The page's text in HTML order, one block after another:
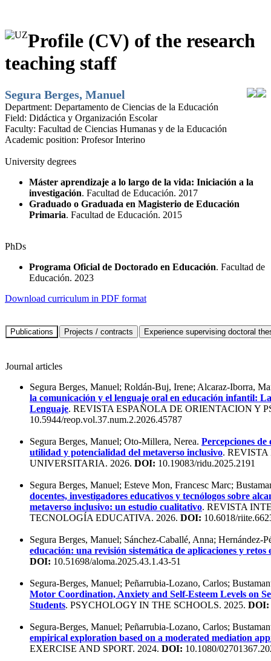
Profile (CV) of the research
teaching staff
Segura Berges, Manuel
Department: Departamento de Ciencias de la Educación
Field: Didáctica y Organización Escolar
Faculty: Facultad de Ciencias Humanas y de la Educación
Academic position: Profesor Interino
University degrees
Máster aprendizaje a lo largo de la vida: Iniciación a la
investigación. Facultad de Educación. 2017
Graduado o Graduada en Magisterio de Educación
Primaria. Facultad de Educación. 2015
PhDs
Programa Oficial de Doctorado en Educación. Facultad de
Educación. 2023
Download curriculum in PDF format
Journal articles
Segura Berges, Manuel; Roldán-Buj, Irene; Alcaraz-Iborra,
la comunicación y el lenguaje oral en educación infantil:
Lenguaje. REVISTA ESPAÑOLA DE ORIENTACION Y
10.5944/reop.vol.37.num.2.2026.45787
Segura Berges, Manuel; Oto-Millera, Nerea. Percepciones
utilidad y potencialidad del metaverso inclusivo.
UNIVERSITARIA. 2026. DOI: 10.19083/ridu.2025.2191
Segura Berges, Manuel; Esteve Mon, Francesc Marc;
docentes, investigadores educativos y tecnólogos sobre
metaverso inclusivo: un estudio cualitativo. REVISTA
TECNOLOGÍA EDUCATIVA. 2026. DOI: 10.6018/
Segura Berges, Manuel; Sánchez-Caballé, Anna; Hernández-
educación: una revisión sistemática de aplicaciones y retos
DOI: 10.51698/aloma.2025.43.1.43-51
Segura-Berges, Manuel; Peñarrubia-Lozano, Carlos;
Motor Coordination, Anxiety and Self‐Esteem Levels on
Students. PSYCHOLOGY IN THE SCHOOLS. 2025. DOI:
Segura-Berges, Manuel; Peñarrubia-Lozano, Carlos;
empirical exploration based on a moderated mediation
EXERCISE AND SPORT. 2024. DOI: 10.1080/